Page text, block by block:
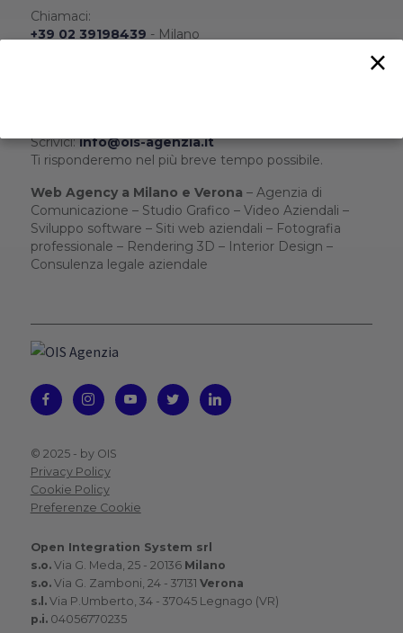
Chiamaci:
+39 02 39198439 - Milano
Scrivici:info@ois-agenzia.it
Ti risponderemo nel più breve tempo possibile.
Web Agency a Milano e Verona – Agenzia di
Comunicazione – Studio Grafico – Video Aziendali –
Sviluppo software – Siti web aziendali – Fotografia
professionale – Rendering 3D – Interior Design –
Consulenza legale aziendale
© 2025 - by OIS
Privacy Policy
Cookie Policy
Preferenze Cookie
Open Integration System srl
s.o.Via G. Meda, 25 - 20136 Milano
s.o.Via G. Zamboni, 24 - 37131 Verona
s.l.Via P.Umberto, 34 - 37045 Legnago (VR)
p.i.04056770235
×